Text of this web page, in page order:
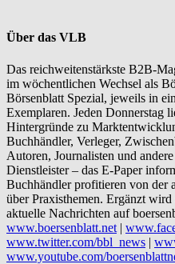
Über das VLB
Das reichweitenstärkste B2B-
im wöchentlichen Wechsel als
Börsenblatt Spezial, jeweils in
Exemplaren. Jeden Donnerstag
Hintergründe zu
Buchhändler, Verleger,
Autoren, Journalisten und
Dienstleister – das E-Paper
Buchhändler profitieren von der
über Praxisthemen. Ergänzt
aktuelle Nachrichten auf
www.boersenblatt.net |
www.twitter.com/bbl_news |
www.youtube.com/